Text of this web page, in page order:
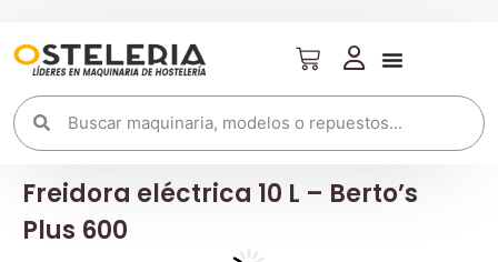
Freidora eléctrica 10 L – Berto’s
Plus 600